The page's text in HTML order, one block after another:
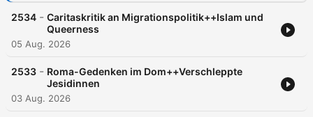
2534 - Caritaskritik an Migrationspolitik++Islam und
Queerness
05 Aug. 2026
2533 - Roma-Gedenken im Dom++Verschleppte
Jesidinnen
03 Aug. 2026